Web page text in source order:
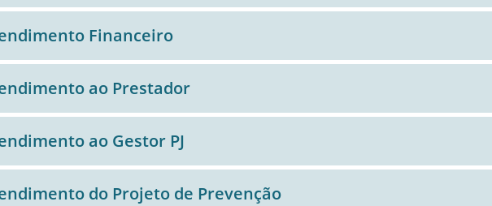
Financeiro
ao Prestador
ao Gestor PJ
do Projeto de Prevenção